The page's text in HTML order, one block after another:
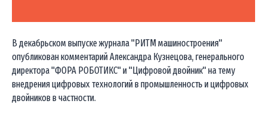
В декабрьском выпуске журнала "РИТМ машиностроения"
опубликован комментарий Александра Кузнецова, генерального
директора "ФОРА РОБОТИКС" и "Цифровой двойник" на тему
внедрения цифровых технологий в промышленность и цифровых
двойников в частности.